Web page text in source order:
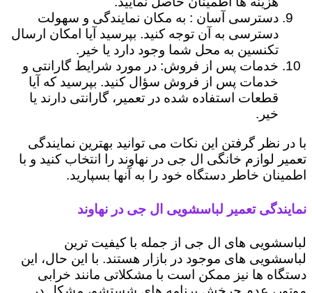
دسترسی آسان : به مکان نمایندگی و سهولت
دسترسی به آن توجه کنید. بپرسید آیا امکان ارسال
تکنسین به محل شما وجود دارد یا خیر.
خدمات پس از فروش: در مورد شرایط گارانتی و
خدمات پس از فروش سؤال کنید. بپرسید که آیا
قطعات استفاده شده در تعمیر، گارانتی دارند یا
خیر.
با در نظر گرفتن این نکات می توانید بهترین نمایندگی
تعمیر لوازم خانگی ال جی در نهاوند را انتخاب کنید و با
اطمینان خاطر دستگاه خود را به آنها بسپارید.
نمایندگی تعمیر لباسشویی ال جی در نهاوند
لباسشویی های ال جی از جمله با کیفیت ترین
لباسشویی های موجود در بازار هستند. با این حال، این
دستگاه ها نیز ممکن است با مشکلاتی مانند خرابی